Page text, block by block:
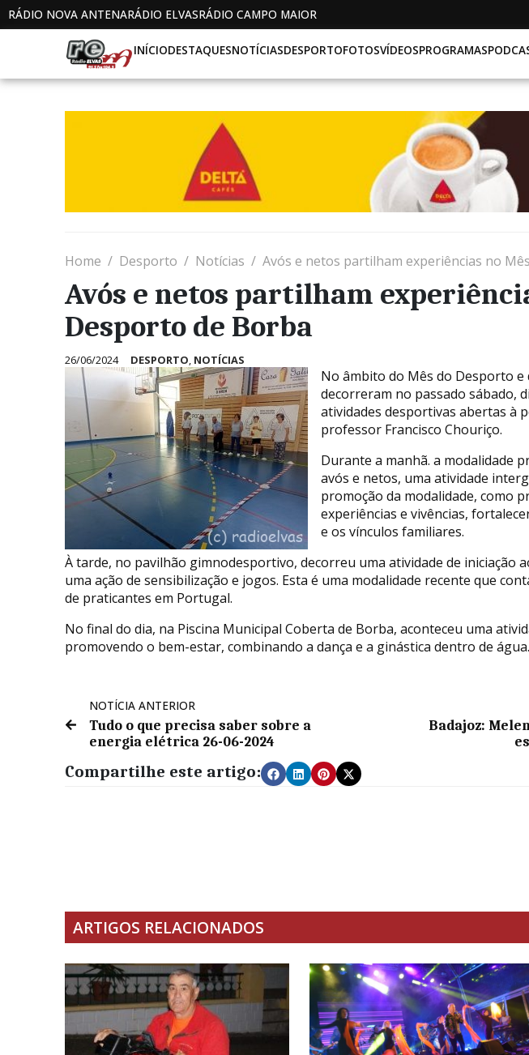
RÁDIO NOVA ANTENARÁDIO ELVASRÁDIO CAMPO MAIOR
INÍCIODESTAQUESNOTÍCIASDESPORTOFOTOSVÍDEOSPROGRAMAS
Home Desporto Notícias Avós e netos partilham experiências no
Avós e netos partilham
Desporto de Borba
26/06/2024 DESPORTO, NOTÍCIAS
No âmbito do Mês do Desporto e
decorreram no passado sábado,
atividades desportivas abertas à
professor Francisco Chouriço.
Durante a manhã. a modalidade
avós e netos, uma atividade
promoção da modalidade, como
experiências e vivências,
e os vínculos familiares.
À tarde, no pavilhão gimnodesportivo, decorreu uma atividade de iniciação
uma ação de sensibilização e jogos. Esta é uma modalidade recente que
de praticantes em Portugal.
No final do dia, na Piscina Municipal Coberta de Borba, aconteceu uma
promovendo o bem-estar, combinando a dança e a ginástica dentro de água.
NOTÍCIA ANTERIOR
Tudo o que precisa saber sobre a
energia elétrica 26-06-2024
Badajoz:
Compartilhe este artigo:
ARTIGOS RELACIONADOS